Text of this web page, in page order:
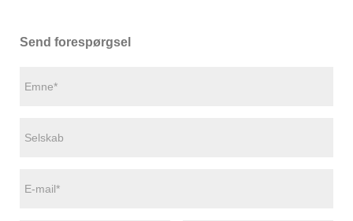
Send forespørgsel